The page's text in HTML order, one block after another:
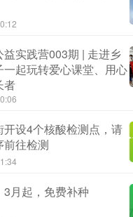
益实践营003期 | 走进乡
一起玩转爱心课堂、用心
者
开设4个核酸检测点，请
前往检测
3月起，免费补种